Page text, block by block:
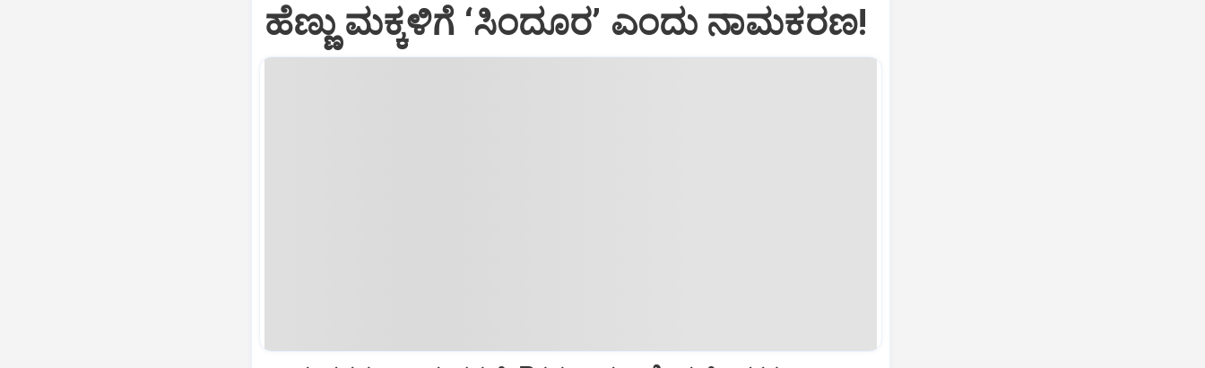
ಹೆಣ್ಣು ಮಕ್ಕಳಿಗೆ ‘ಸಿಂದೂರ’ ಎಂದು ನಾಮಕರಣ!